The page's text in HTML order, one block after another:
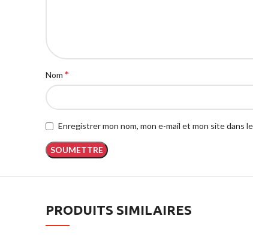
Nom *
Enregistrer mon nom, mon e-mail et mon site dans
PRODUITS SIMILAIRES